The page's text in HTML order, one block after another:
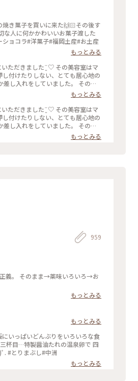
家では選ばれる☺️ #福岡#桜坂#ガトーショコラ#洋菓子#福岡土産#お土産
もっとみる
付けたりしない、とても居心地の
し入れをしていました。 そのお
ちでは終わりません( ˙༥˙ )✨
もっとみる
付けたりしない、とても居心地の
し入れをしていました。 そのお
ちでは終わりません( ˙༥˙ )✨
もっとみる
959
義。 そのまま→薬味いろいろ→お
もっとみる
もっとみる
いっぱいどんぶりをいろいろな食
杯目…特製醤油たれの温泉卵で 四
杯目…水炊きスープをかけて どの食べ方のめちゃくちゃ美味しくて感動(*´Д`*)ﾟ. #とりまぶし#中洲
もっとみる